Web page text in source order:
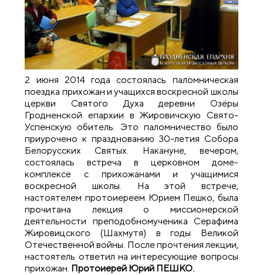
2 июня 2014 года состоялась паломническая
поездка прихожан и учащихся воскресной школы
церкви Святого Духа деревни Озёры
Гродненской епархии в Жировичскую Свято-
Успенскую обитель. Это паломничество было
приурочено к празднованию 30-летия Собора
Белорусских Святых. Накануне, вечером,
состоялась встреча в церковном доме-
комплексе с прихожанами и учащимися
воскресной школы. На этой встрече,
настоятелем протоиереем Юрием Пешко, была
прочитана лекция о миссионерской
деятельности преподобномученика Серафима
Жировицского (Шахмутя) в годы Великой
Отечественной войны. После прочтения лекции,
настоятель ответил на интересующие вопросы
прихожан. Протоиерей Юрий ПЕШКО.